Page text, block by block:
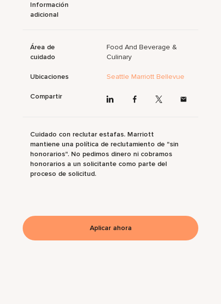
Información
adicional
Área de
cuidado
Food And Beverage &
Culinary
Ubicaciones Seattle Marriott Bellevue
Compartir
Cuidado con reclutar estafas. Marriott
mantiene una política de reclutamiento de "sin
honorarios". No pedimos dinero ni cobramos
honorarios a un solicitante como parte del
proceso de solicitud.
Aplicar ahora